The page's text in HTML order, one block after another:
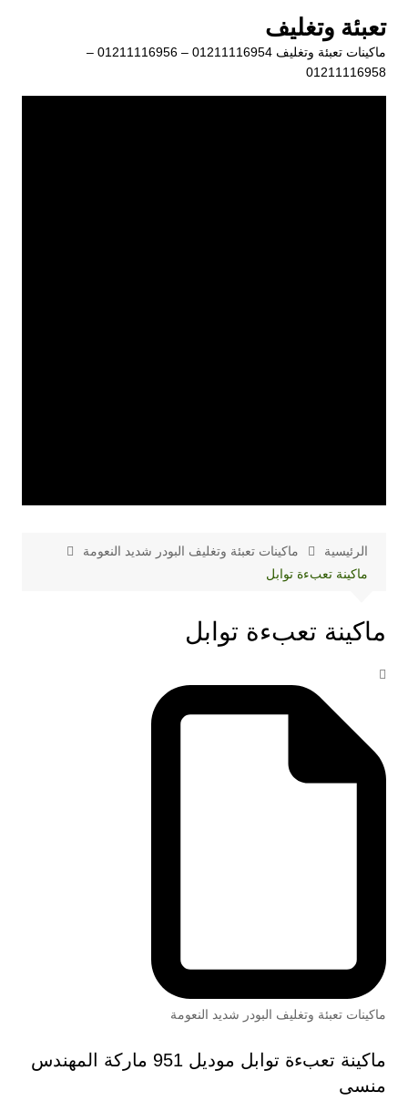
المحتوى
تعبئة وتغليف
ماكينات تعبئة وتغليف 01211116954 – 01211116956 –
01211116958
الرئيسية
ماكينات تعبئة وتغليف البودر شديد النعومة
ماكينة تعبءة توابل
ماكينة تعبءة توابل
ماكينات تعبئة وتغليف البودر شديد النعومة
ماكينة تعبءة توابل موديل 951 ماركة المهندس
منسى